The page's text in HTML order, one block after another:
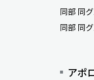
同部 同
同部 同
アポ